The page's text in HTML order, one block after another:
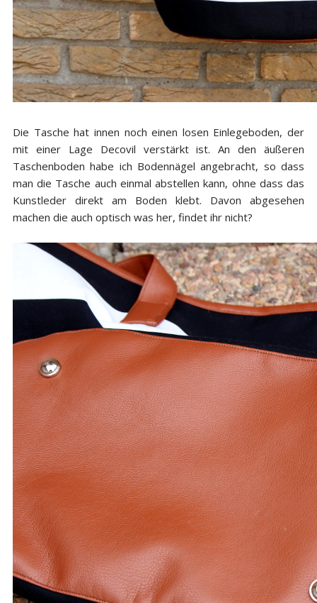
Die Tasche hat innen noch einen losen Einlegeboden, der
mit einer Lage Decovil verstärkt ist. An den äußeren
Taschenboden habe ich Bodennägel angebracht, so dass
man die Tasche auch einmal abstellen kann, ohne dass das
Kunstleder direkt am Boden klebt. Davon abgesehen
machen die auch optisch was her, findet ihr nicht?